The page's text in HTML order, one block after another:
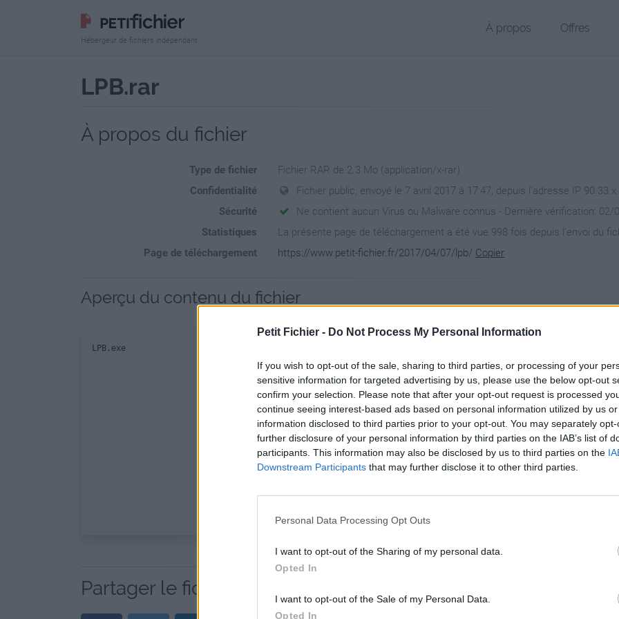
Petit Fichier - Do Not Process My Personal Information
If you wish to opt-out of the sale, sharing to third parties, or processing of your
sensitive information for targeted advertising by us, please use the below opt-out
confirm your selection. Please note that after your opt-out request is processed
continue seeing interest-based ads based on personal information utilized by us
information disclosed to third parties prior to your opt-out. You may separately
further disclosure of your personal information by third parties on the IAB’s list of
participants. This information may also be disclosed by us to third parties on the
Downstream Participants that may further disclose it to other third parties.
Personal Data Processing Opt Outs
I want to opt-out of the Sharing of my personal data.
Opted In
I want to opt-out of the Sale of my Personal Data.
Opted In
Hébergeur de fichiers indépendant
À propos Offres
LPB.rar
À propos du fichier
Type de fichier
Fichier RAR de 2.3 Mo (application/x-rar)
Confidentialité
Fichier public, envoyé le 7 avril 2017 à 17:47, depuis l'adresse IP
Sécurité
Ne contient aucun Virus ou Malware connus - Dernière vérification: 02/
Statistiques
La présente page de téléchargement a été vue 998 fois depuis l'envoi du
Page de téléchargement
https://www.petit-fichier.fr/2017/04/07/lpb/ Copier
Aperçu du contenu du fichier
Partager le fichier LPB.rar sur le Web et les réseaux sociaux: